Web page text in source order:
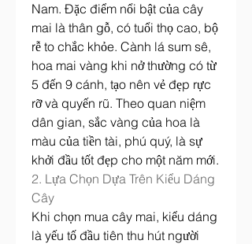
Nam. Đặc điểm nổi bật của cây
mai là thân gỗ, có tuổi thọ cao, bộ
rễ to chắc khỏe. Cành lá sum sê,
hoa mai vàng khi nở thường có từ
5 đến 9 cánh, tạo nên vẻ đẹp rực
rỡ và quyến rũ. Theo quan niệm
dân gian, sắc vàng của hoa là
màu của tiền tài, phú quý, là sự
khởi đầu tốt đẹp cho một năm mới.
2. Lựa Chọn Dựa Trên Kiểu Dáng
Cây
Khi chọn mua cây mai, kiểu dáng
là yếu tố đầu tiên thu hút người